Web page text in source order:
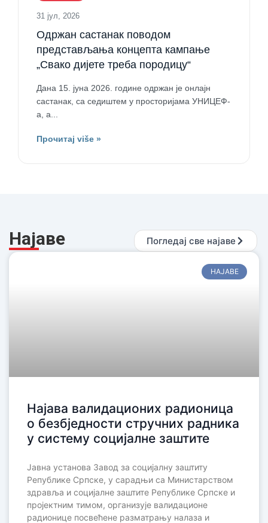
31 јул, 2026
Одржан састанак поводом
представљања концепта кампање
„Свако дијете треба породицу“
Дана 15. јуна 2026. године одржан је онлајн
састанак, са седиштем у просторијама УНИЦЕФ-
а, а...
Прочитај više »
Најаве Погледај све најаве
НАЈАВЕ
Најава валидационих радионица
о безбједности стручних радника
у систему социјалне заштите
Јавна установа Завод за социјалну заштиту
Републике Српске, у сарадњи са Министарством
здравља и социјалне заштите Републике Српске и
пројектним тимом, организује валидационе
радионице посвећене разматрању налаза и